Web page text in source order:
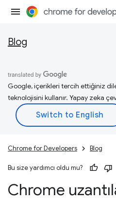
Blog
Google, içerikleri tercih ettiğiniz
teknolojisini kullanır. Yapay zeka
Chrome for Developers Blog
Bu size yardımcı oldu mu?
Chrome